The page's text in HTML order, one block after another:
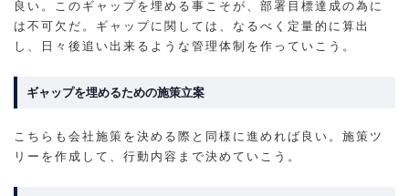
良い。このギャップを埋める事こそが、部署目標達成の為に
は不可欠だ。ギャップに関しては、なるべく定量的に算出
し、日々後追い出来るような管理体制を作っていこう。
ギャップを埋めるための施策立案
こちらも会社施策を決める際と同様に進めれば良い。施策ツ
リーを作成して、行動内容まで決めていこう。